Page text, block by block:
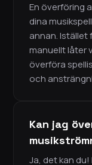
En överföring
dina
annan. Istället
manuellt låter
överföra
och
Kan jag
Ja, det kan du!